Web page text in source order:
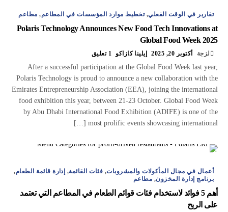
تقارير في الوقت الفعلي,تخطيط موارد المؤسسات في المطاعم, مطاعم
Polaris Technology Announces New Food Tech Innovations at
Global Food Week 2025
لزجة أكتوبر 20, 2025 إيلينا كازاكو 1 تعليق
After a successful participation at the Global Food Week last year,
Polaris Technology is proud to announce a new collaboration with the
Emirates Entrepreneurship Association (EEA), joining the international
food exhibition this year, between 21-23 October. Global Food Week
by Abu Dhabi International Food Exhibition (ADIFE) is one of the
most prolific events showcasing international […]
أعمال في مجال المأكولات والمشروبات, فئات القائمة, إدارة قائمة الطعام,
برنامج إدارة المخزون, مطاعم
أهم 5 فوائد لاستخدام فئات قوائم الطعام في المطاعم التي تعتمد
على الربح